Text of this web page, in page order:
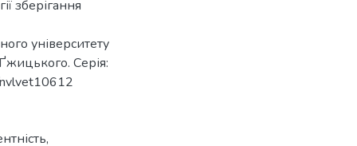
зберігання
університету
Серія: